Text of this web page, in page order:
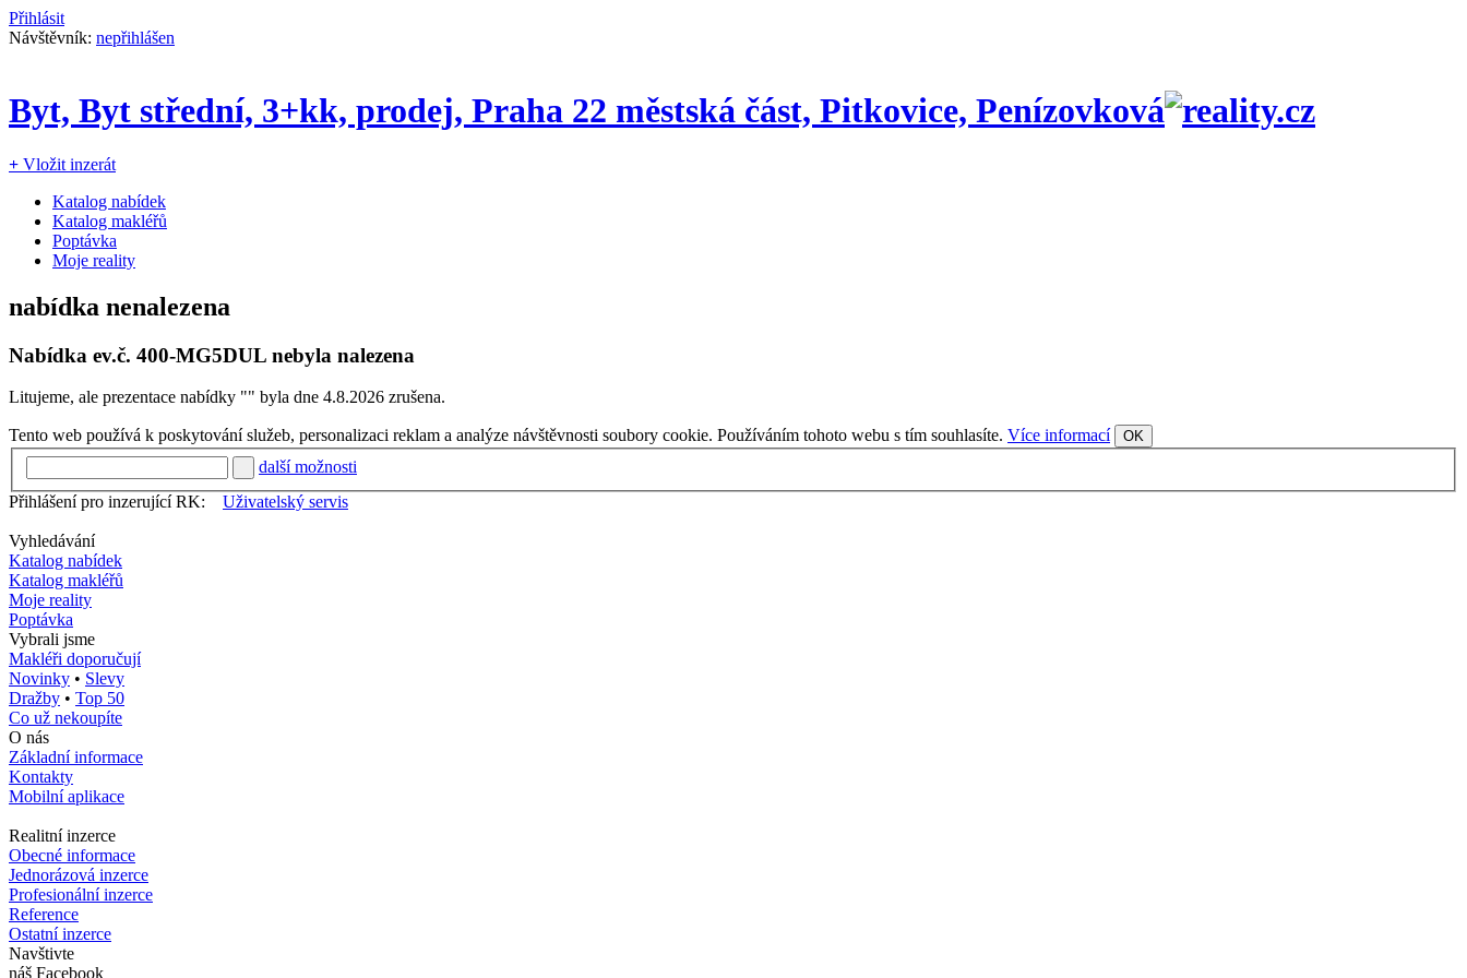
Přihlásit
Návštěvník: nepřihlášen
Byt, Byt střední, 3+kk, prodej, Praha 22 městská část, Pitkovice, Penízovková
+ Vložit inzerát
Katalog nabídek
Katalog makléřů
Poptávka
Moje reality
nabídka nenalezena
Nabídka ev.č. 400-MG5DUL nebyla nalezena
Litujeme, ale prezentace nabídky "" byla dne 4.8.2026 zrušena.
Tento web používá k poskytování služeb, personalizaci reklam a analýze návštěvnosti soubory cookie. Používáním tohoto webu s tím souhlasíte. Více informací OK
další možnosti
Přihlášení pro inzerující RK:
Uživatelský servis
Vyhledávání
Katalog nabídek
Katalog makléřů
Moje reality
Poptávka
Vybrali jsme
Makléři doporučují
Novinky • Slevy
Dražby • Top 50
Co už nekoupíte
O nás
Základní informace
Kontakty
Mobilní aplikace
Realitní inzerce
Obecné informace
Jednorázová inzerce
Profesionální inzerce
Reference
Ostatní inzerce
Navštivte
náš Facebook